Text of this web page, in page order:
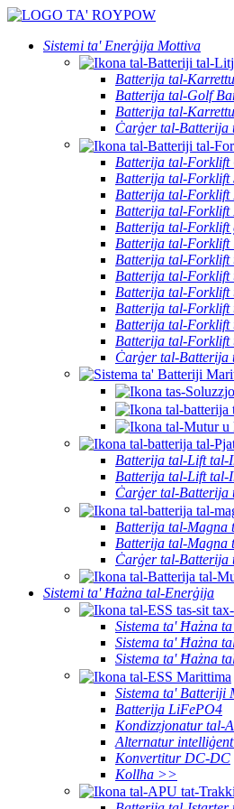
Sistemi ta' Enerġija Mottiva
Batterija tal-
Batterija tal-Golf
Batterija tal-
Ċarġer tal-Batterija
Batterija tal-
Batterija tal-Forklift
Batterija tal-Forklift
Batterija tal-Forklift
Batterija tal-
Batterija tal-Forklift
Batterija tal-Forklift
Batterija tal-Forklift
Batterija tal-Forklift
Batterija tal-Forklift
Batterija tal-Forklift
Batterija tal-Forklift
Ċarġer tal-Batterija
Batterija tal-Lift tal-
Batterija tal-Lift tal-
Ċarġer tal-Batterija
Batterija tal-Magna
Batterija tal-Magna
Ċarġer tal-Batterija
Sistemi ta' Ħażna tal-Enerġija
Sistema ta' Ħażna
Sistema ta' Ħażna
Sistema ta' Ħażna
Sistema ta' Batteriji
Batterija LiFePO4
Kondizzjonatur tal-
Alternatur
Konvertitur DC-DC
Kollha >>